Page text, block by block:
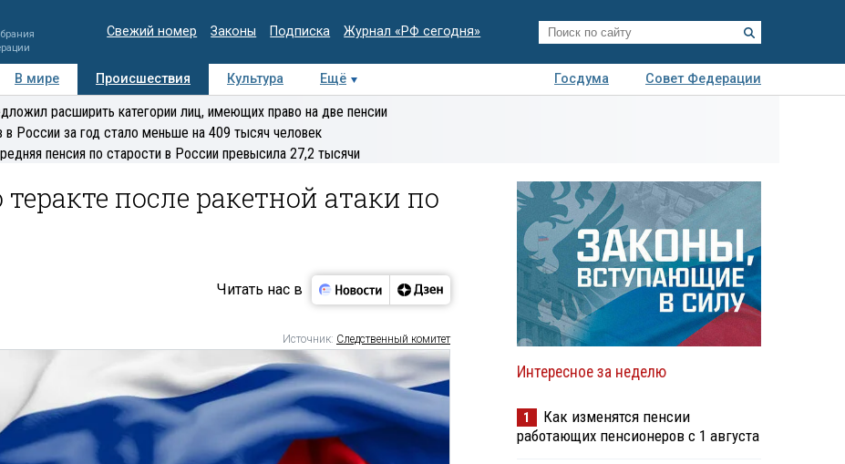
Свежий номер Законы Подписка Журнал «РФ сегодня»
В мире Происшествия Культура Ещё Госдума
Совет Федерации
Медиацентр Интервью Колумнисты
Деловая
расширить категории лиц, имеющих право на две пенсии
в России за год стало меньше на 409 тысяч человек
пенсия по старости в России превысила 27,2 тысячи
после ракетной атаки по
Читать нас в
Источник: Следственный комитет
Интересное за неделю
1
Как изменятся пенсии
работающих пенсионеров с 1 августа